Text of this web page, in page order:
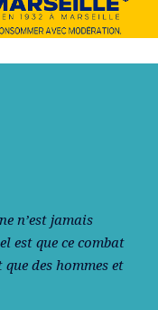
n’est jamais
est que ce combat
des hommes et